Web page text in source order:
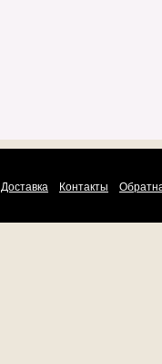
Доставка Контакты